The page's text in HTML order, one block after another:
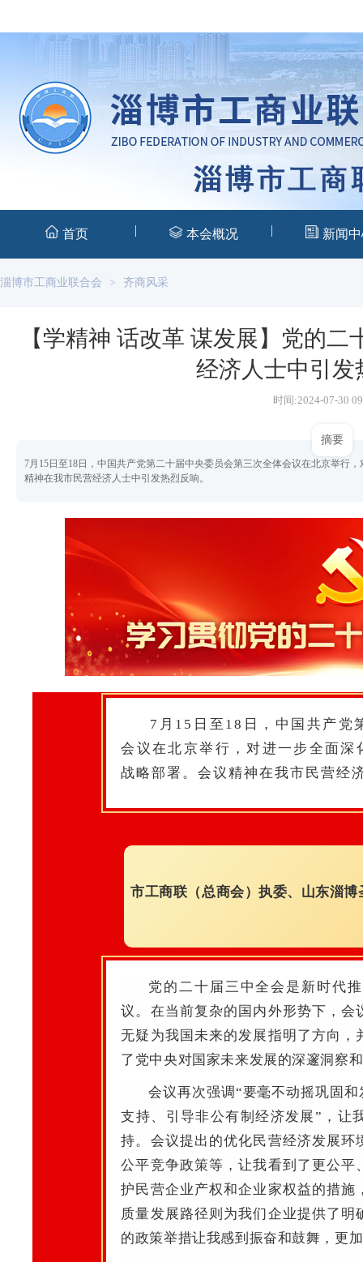
首页 | 本会概况 | 新闻
淄博市工商业联合会 > 齐商风采
【学精神 话改革 谋发展】党的
经济人士中引
时间:2024-07-30
摘要
7月15日至18日，中国共产党第二十届中央委员会第三次全体会议在北京举行
精神在我市民营经济人士中引发热烈反响。
7月15日至18日，中国共产党
会议在北京举行，对进一步全面
战略部署。会议精神在我市民营经
市工商联（总商会）执委、山东淄
党的二十届三中全会是新时代
议。在当前复杂的国内外形势下，
无疑为我国未来的发展指明了方向
了党中央对国家未来发展的深邃洞察
会议再次强调“要毫不动摇巩固
支持、引导非公有制经济发展”，让
持。会议提出的优化民营经济发展
公平竞争政策等，让我看到了更公
护民营企业产权和企业家权益的措
质量发展路径则为我们企业提供了
的政策举措让我感到振奋和鼓舞，更